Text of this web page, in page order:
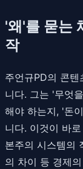
'왜'를 묻는
작
주언규PD의 콘
니다. 그는 '무엇
해야 하는지, '돈
니다. 이것이 바로
본주의 시스템의
의 차이 등 경제